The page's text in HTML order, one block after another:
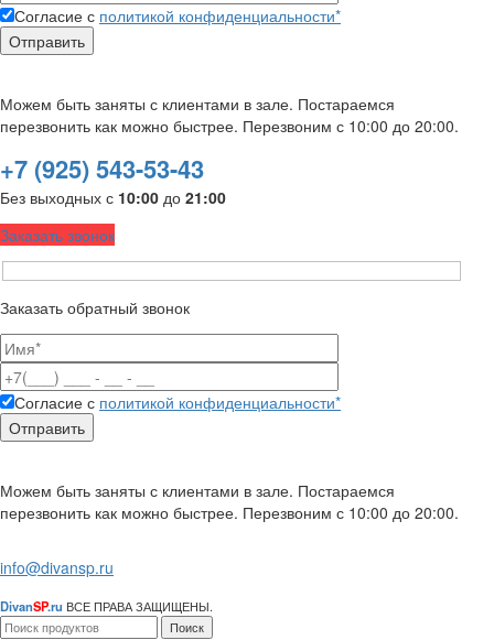
Согласие с политикой конфиденциальности*
Можем быть заняты с клиентами в зале. Постараемся
перезвонить как можно быстрее. Перезвоним с 10:00 до 20:00.
+7 (925) 543-53-43
Без выходных с 10:00 до 21:00
Заказать звонок
Заказать обратный звонок
Согласие с политикой конфиденциальности*
Можем быть заняты с клиентами в зале. Постараемся
перезвонить как можно быстрее. Перезвоним с 10:00 до 20:00.
info@divansp.ru
DivanSP.ru ВСЕ ПРАВА ЗАЩИЩЕНЫ.
Поиск